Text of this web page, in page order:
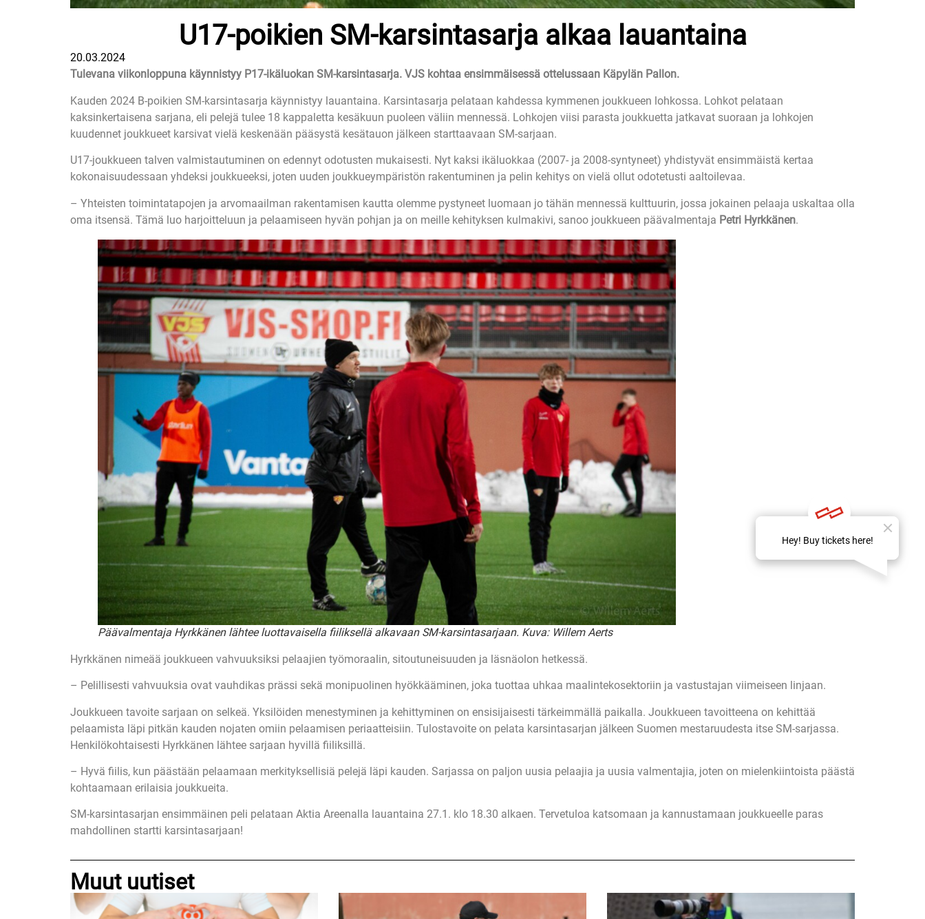
U17-poikien SM-karsintasarja alkaa lauantaina
20.03.2024
Tulevana viikonloppuna käynnistyy P17-ikäluokan SM-karsintasarja. VJS kohtaa ensimmäisessä ottelussaan Käpylän Pallon.
Kauden 2024 B-poikien SM-karsintasarja käynnistyy lauantaina. Karsintasarja pelataan kahdessa kymmenen joukkueen lohkossa. Lohkot pelataan
kaksinkertaisena sarjana, eli pelejä tulee 18 kappaletta kesäkuun puoleen väliin mennessä. Lohkojen viisi parasta joukkuetta jatkavat suoraan ja lohkojen
kuudennet joukkueet karsivat vielä keskenään pääsystä kesätauon jälkeen starttaavaan SM-sarjaan.
U17-joukkueen talven valmistautuminen on edennyt odotusten mukaisesti. Nyt kaksi ikäluokkaa (2007- ja 2008-syntyneet) yhdistyvät ensimmäistä kertaa
kokonaisuudessaan yhdeksi joukkueeksi, joten uuden joukkueympäristön rakentuminen ja pelin kehitys on vielä ollut odotetusti aaltoilevaa.
– Yhteisten toimintatapojen ja arvomaailman rakentamisen kautta olemme pystyneet luomaan jo tähän mennessä kulttuurin, jossa jokainen pelaaja uskaltaa olla
oma itsensä. Tämä luo harjoitteluun ja pelaamiseen hyvän pohjan ja on meille kehityksen kulmakivi, sanoo joukkueen päävalmentaja Petri Hyrkkänen.
Päävalmentaja Hyrkkänen lähtee luottavaisella fiiliksellä alkavaan SM-karsintasarjaan. Kuva: Willem Aerts
Hyrkkänen nimeää joukkueen vahvuuksiksi pelaajien työmoraalin, sitoutuneisuuden ja läsnäolon hetkessä.
– Pelillisesti vahvuuksia ovat vauhdikas prässi sekä monipuolinen hyökkääminen, joka tuottaa uhkaa maalintekosektoriin ja vastustajan viimeiseen linjaan.
Joukkueen tavoite sarjaan on selkeä. Yksilöiden menestyminen ja kehittyminen on ensisijaisesti tärkeimmällä paikalla. Joukkueen tavoitteena on kehittää
pelaamista läpi pitkän kauden nojaten omiin pelaamisen periaatteisiin. Tulostavoite on pelata karsintasarjan jälkeen Suomen mestaruudesta itse SM-sarjassa.
Henkilökohtaisesti Hyrkkänen lähtee sarjaan hyvillä fiiliksillä.
– Hyvä fiilis, kun päästään pelaamaan merkityksellisiä pelejä läpi kauden. Sarjassa on paljon uusia pelaajia ja uusia valmentajia, joten on mielenkiintoista päästä
kohtaamaan erilaisia joukkueita.
SM-karsintasarjan ensimmäinen peli pelataan Aktia Areenalla lauantaina 27.1. klo 18.30 alkaen. Tervetuloa katsomaan ja kannustamaan joukkueelle paras
mahdollinen startti karsintasarjaan!
Muut uutiset